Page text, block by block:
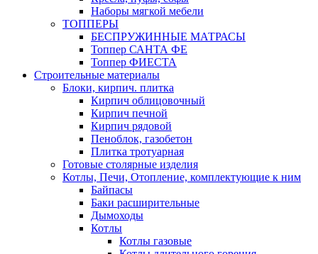
Наборы мягкой мебели
ТОППЕРЫ
БЕСПРУЖИННЫЕ МАТРАСЫ
Топпер САНТА ФЕ
Топпер ФИЕСТА
Строительные материалы
Блоки, кирпич. плитка
Кирпич облицовочный
Кирпич печной
Кирпич рядовой
Пеноблок, газобетон
Плитка тротуарная
Готовые столярные изделия
Котлы, Печи, Отопление, комплектующие к ним
Байпасы
Баки расширительные
Дымоходы
Котлы
Котлы газовые